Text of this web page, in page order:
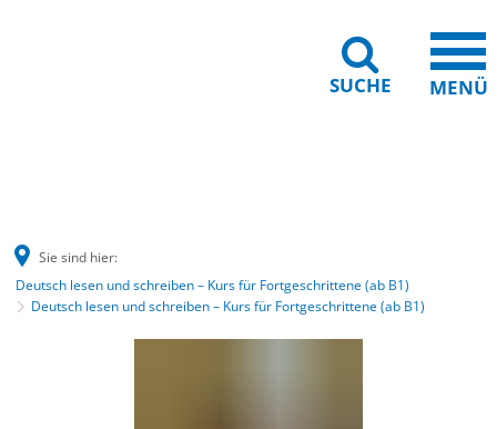
SUCHE MENÜ
Sie sind hier:
Deutsch lesen und schreiben – Kurs für Fortgeschrittene (ab B1)
Deutsch lesen und schreiben – Kurs für Fortgeschrittene (ab B1)